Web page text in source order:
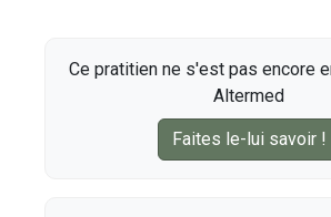
Ce pratitien ne s'est pas encore
Altermed
Faites le-lui savoir !